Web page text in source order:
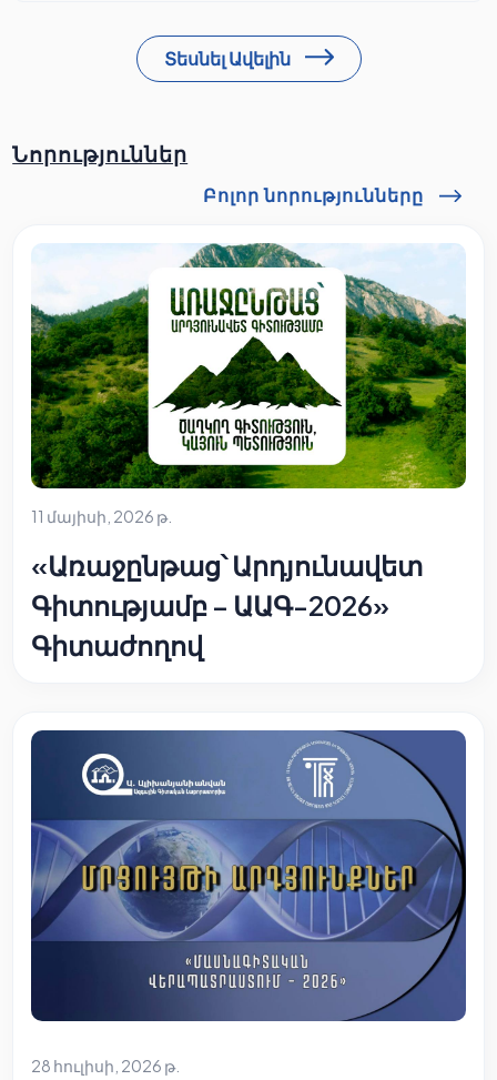
Տեսնել Ավելին
Նորություններ
Բոլոր նորությունները
11 մայիսի, 2026 թ.
«Առաջընթաց՝ Արդյունավետ
Գիտությամբ – ԱԱԳ-2026»
Գիտաժողով
28 հուլիսի, 2026 թ.